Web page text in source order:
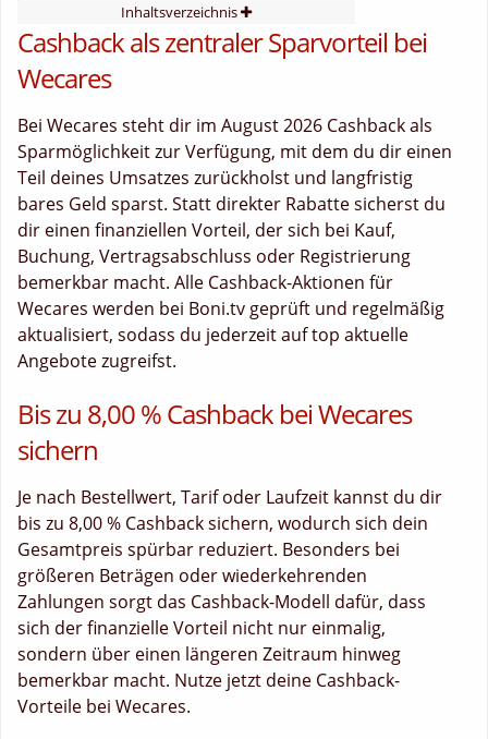
Inhaltsverzeichnis
Cashback als zentraler Sparvorteil bei
Wecares
Bei Wecares steht dir im August 2026 Cashback als
Sparmöglichkeit zur Verfügung, mit dem du dir einen
Teil deines Umsatzes zurückholst und langfristig
bares Geld sparst. Statt direkter Rabatte sicherst du
dir einen finanziellen Vorteil, der sich bei Kauf,
Buchung, Vertragsabschluss oder Registrierung
bemerkbar macht. Alle Cashback-Aktionen für
Wecares werden bei Boni.tv geprüft und regelmäßig
aktualisiert, sodass du jederzeit auf top aktuelle
Angebote zugreifst.
Bis zu 8,00 % Cashback bei Wecares
sichern
Je nach Bestellwert, Tarif oder Laufzeit kannst du dir
bis zu 8,00 % Cashback sichern, wodurch sich dein
Gesamtpreis spürbar reduziert. Besonders bei
größeren Beträgen oder wiederkehrenden
Zahlungen sorgt das Cashback-Modell dafür, dass
sich der finanzielle Vorteil nicht nur einmalig,
sondern über einen längeren Zeitraum hinweg
bemerkbar macht. Nutze jetzt deine Cashback-
Vorteile bei Wecares.